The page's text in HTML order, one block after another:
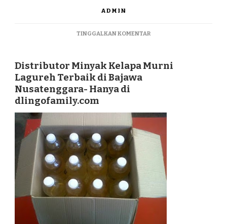
ADMIN
TINGGALKAN KOMENTARPADA
KELAPA
MURNI
NUSATENGGARA
Distributor Minyak Kelapa Murni
Lagureh Terbaik di Bajawa
Nusatenggara- Hanya di
dlingofamily.com